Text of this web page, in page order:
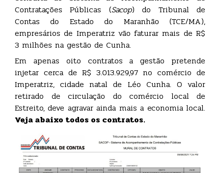
Contratações Públicas (Sacop) do Tribunal de
Contas do Estado do Maranhão (TCE/MA),
empresários de Imperatriz vão faturar mais de R$
3 milhões na gestão de Cunha.
Em apenas oito contratos a gestão pretende
injetar cerca de R$ 3.013.929,97 no comércio de
Imperatriz, cidade natal de Léo Cunha. O valor
retirado de circulação do comércio local de
Estreito, deve agravar ainda mais a economia local.
Veja abaixo todos os contratos.